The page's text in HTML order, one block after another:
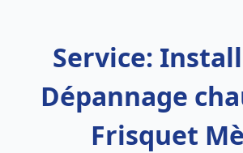
Service:
Dépannage
Frisquet